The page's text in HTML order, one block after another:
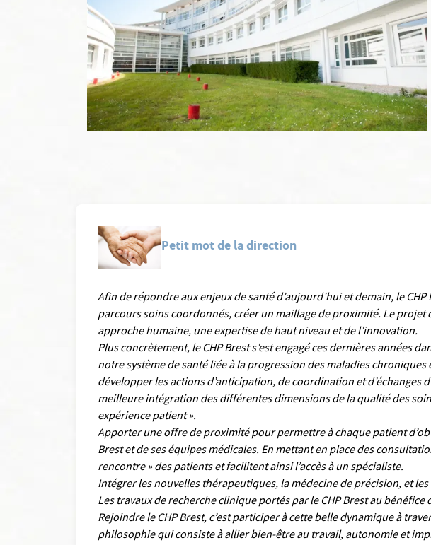
Petit mot de la direction
Afin de répondre aux enjeux de santé d’aujourd’hui et demain, le
parcours soins coordonnés, créer un maillage de proximité. Le projet
approche humaine, une expertise de haut niveau et de l’innovation.
Plus concrètement, le CHP Brest s’est engagé ces dernières années
notre système de santé liée à la progression des maladies
développer les actions d’anticipation, de coordination et
meilleure intégration des différentes dimensions de la qualité des
expérience patient ».
Apporter une offre de proximité pour permettre à chaque patient
Brest et de ses équipes médicales. En mettant en place des
rencontre » des patients et facilitent ainsi l’accès à un spécialiste.
Intégrer les nouvelles thérapeutiques, la médecine de précision, et
Les travaux de recherche clinique portés par le CHP Brest au
Rejoindre le CHP Brest, c’est participer à cette belle dynamique à
philosophie qui consiste à allier bien-être au travail, autonomie et